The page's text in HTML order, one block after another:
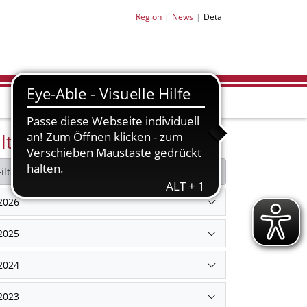
Region News Detail
Archiv
zurücksetzen